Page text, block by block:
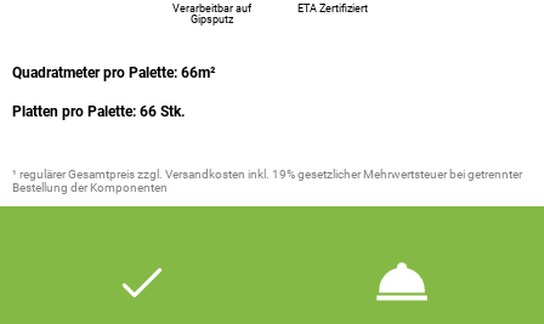
Quadratmeter pro Palette: 66m²
Platten pro Palette: 66 Stk.
¹ regulärer Gesamtpreis zzgl. Versandkosten inkl. 19% gesetzlicher Mehrwertsteuer bei getrennter
Bestellung der Komponenten
Verarbeitbar auf
Gipsputz
ETA Zertifiziert